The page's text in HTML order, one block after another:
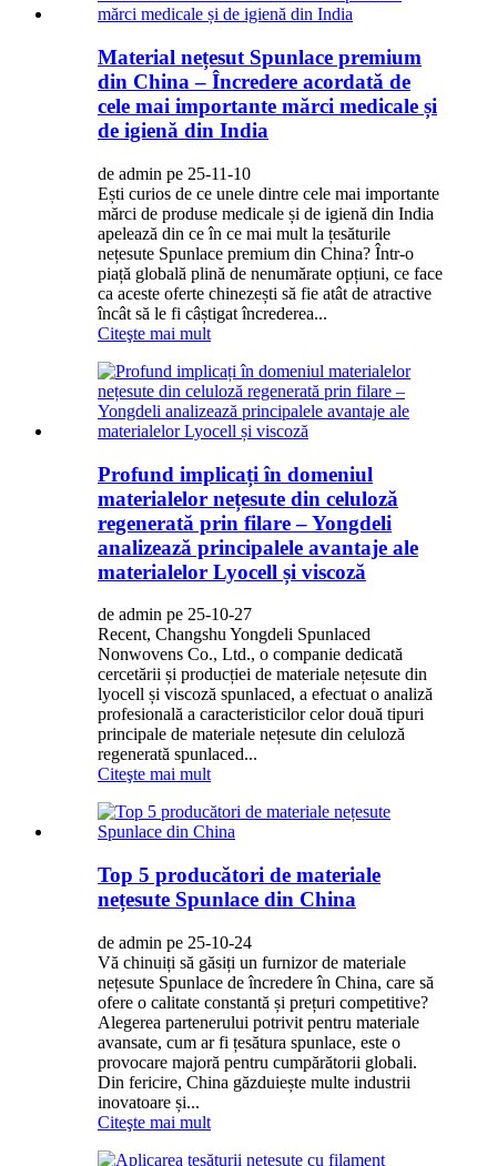
Material nețesut Spunlace premium
din China – Încredere acordată de
cele mai importante mărci medicale și
de igienă din India
de admin pe 25-11-10
Ești curios de ce unele dintre cele mai importante
mărci de produse medicale și de igienă din India
apelează din ce în ce mai mult la țesăturile
nețesute Spunlace premium din China? Într-o
piață globală plină de nenumărate opțiuni, ce face
ca aceste oferte chinezești să fie atât de atractive
încât să le fi câștigat încrederea...
Citeşte mai mult
Profund implicați în domeniul
materialelor nețesute din celuloză
regenerată prin filare – Yongdeli
analizează principalele avantaje ale
materialelor Lyocell și viscoză
de admin pe 25-10-27
Recent, Changshu Yongdeli Spunlaced
Nonwovens Co., Ltd., o companie dedicată
cercetării și producției de materiale nețesute din
lyocell și viscoză spunlaced, a efectuat o analiză
profesională a caracteristicilor celor două tipuri
principale de materiale nețesute din celuloză
regenerată spunlaced...
Citeşte mai mult
Top 5 producători de materiale
nețesute Spunlace din China
de admin pe 25-10-24
Vă chinuiți să găsiți un furnizor de materiale
nețesute Spunlace de încredere în China, care să
ofere o calitate constantă și prețuri competitive?
Alegerea partenerului potrivit pentru materiale
avansate, cum ar fi țesătura spunlace, este o
provocare majoră pentru cumpărătorii globali.
Din fericire, China găzduiește multe industrii
inovatoare și...
Citeşte mai mult